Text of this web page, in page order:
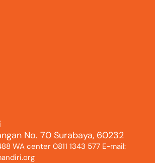
No. 70 Surabaya, 60232
WA center 0811 1343 577 E-mail: